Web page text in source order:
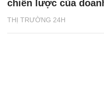
THỊ TRƯỜNG 24H
chiến lược của